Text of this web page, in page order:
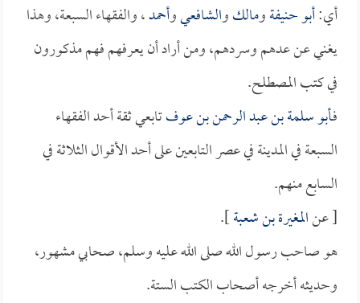
أي:أبو حنيفةومالكوالشافعيوأحمد، والفقهاء السبعة، وهذا
يغني عن عدهم وسردهم، ومن أراد أن يعرفهم فهم مذكورون
في كتب المصطلح.
فـأبو سلمة بن عبد الرحمن بن عوفتابعي ثقة أحد الفقهاء
السبعة في المدينة في عصر التابعين على أحد الأقوال الثلاثة في
السابع منهم.
[ عنالمغيرة بن شعبة].
هو صاحب رسول الله صلى الله عليه وسلم، صحابي مشهور،
وحديثه أخرجه أصحاب الكتب الستة.